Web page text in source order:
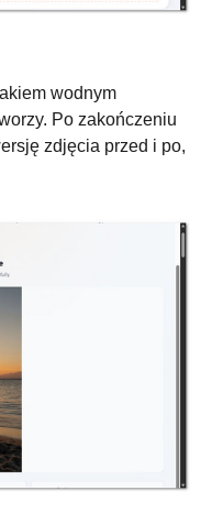
wodnym
Po zakończeniu
zdjęcia przed i po,